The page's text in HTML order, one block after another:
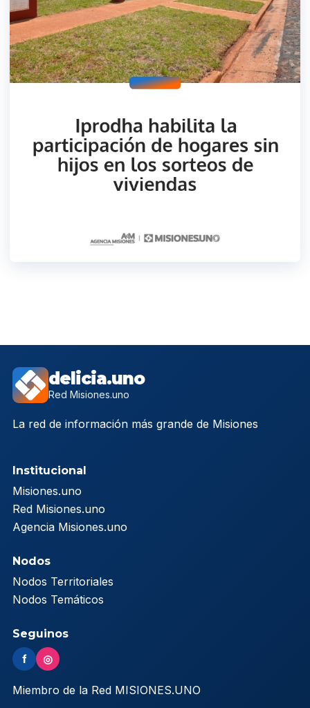
delicia.uno
Red Misiones.uno
La red de información más grande de Misiones
Institucional
Misiones.uno
Red Misiones.uno
Agencia Misiones.uno
Nodos
Nodos Territoriales
Nodos Temáticos
Seguinos
f ◎
Miembro de la Red MISIONES.UNO